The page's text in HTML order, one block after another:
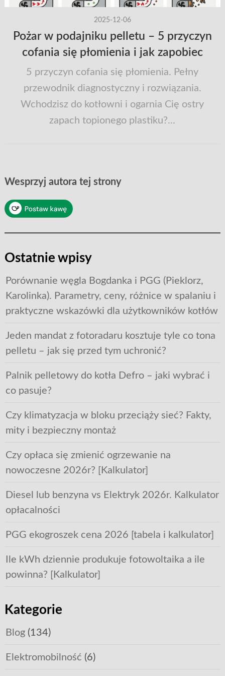
2025-12-06
Pożar w podajniku pelletu – 5 przyczyn
cofania się płomienia i jak zapobiec
5 przyczyn cofania się płomienia. Pełny
przewodnik diagnostyczny i rozwiązania.
Wchodzisz do kotłowni i ogarnia Cię ostry
zapach topionego plastiku?...
Wesprzyj autora tej strony
Ostatnie wpisy
Porównanie węgla Bogdanka i PGG (Pieklorz,
Karolinka). Parametry, ceny, różnice w spalaniu i
praktyczne wskazówki dla użytkowników kotłów
Jeden mandat z fotoradaru kosztuje tyle co tona
pelletu – jak się przed tym uchronić?
Palnik pelletowy do kotła Defro – jaki wybrać i
co pasuje?
Czy klimatyzacja w bloku przeciąży sieć? Fakty,
mity i bezpieczny montaż
Czy opłaca się zmienić ogrzewanie na
nowoczesne 2026r? [Kalkulator]
Diesel lub benzyna vs Elektryk 2026r. Kalkulator
opłacalności
PGG ekogroszek cena 2026 [tabela i kalkulator]
Ile kWh dziennie produkuje fotowoltaika a ile
powinna? [Kalkulator]
Kategorie
Blog(134)
Elektromobilność (6)